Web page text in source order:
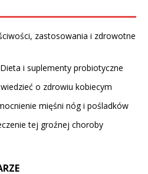
zastosowania i zdrowotne
i suplementy probiotyczne
o zdrowiu kobiecym
mięśni nóg i pośladków
tej groźnej choroby